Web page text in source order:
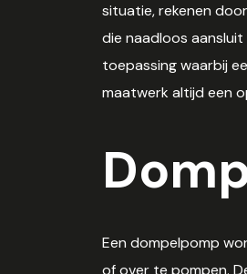
situatie, rekenen
die naadloos
toepassing waarbij
maatwerk altijd een
Een dompelpomp
of over te pompen.